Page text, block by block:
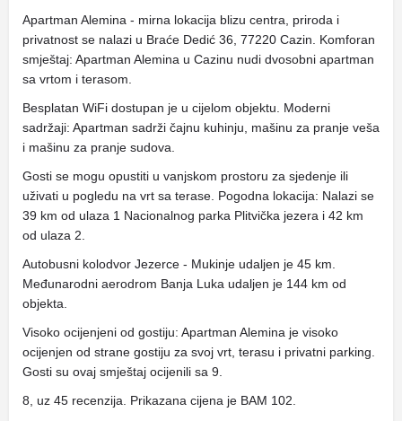
Apartman Alemina - mirna lokacija blizu centra, priroda i
privatnost se nalazi u Braće Dedić 36, 77220 Cazin. Komforan
smještaj: Apartman Alemina u Cazinu nudi dvosobni apartman
sa vrtom i terasom.
Besplatan WiFi dostupan je u cijelom objektu. Moderni
sadržaji: Apartman sadrži čajnu kuhinju, mašinu za pranje veša
i mašinu za pranje sudova.
Gosti se mogu opustiti u vanjskom prostoru za sjedenje ili
uživati ​​u pogledu na vrt sa terase. Pogodna lokacija: Nalazi se
39 km od ulaza 1 Nacionalnog parka Plitvička jezera i 42 km
od ulaza 2.
Autobusni kolodvor Jezerce - Mukinje udaljen je 45 km.
Međunarodni aerodrom Banja Luka udaljen je 144 km od
objekta.
Visoko ocijenjeni od gostiju: Apartman Alemina je visoko
ocijenjen od strane gostiju za svoj vrt, terasu i privatni parking.
Gosti su ovaj smještaj ocijenili sa 9.
8, uz 45 recenzija. Prikazana cijena je BAM 102.